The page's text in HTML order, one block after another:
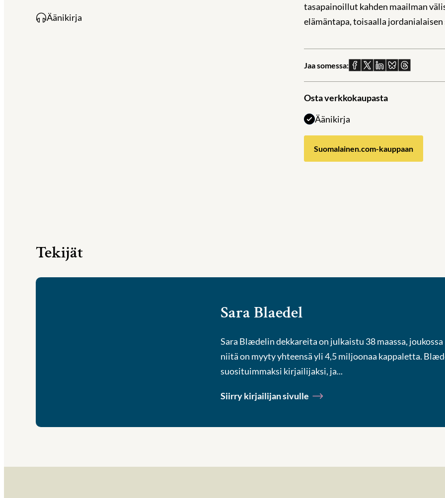
Äänikirja
tasapainoillut kahden maailman
elämäntapa, toisaalla
Jaa somessa:Jaa
Facebookissa
Jaa
X:ssä
Jaa
Linkedinissä
Jaa
Blueskyssä
Jaa
Osta verkkokaupasta
Äänikirja
Suomalainen.com-kauppaan
Tekijät
Sara Blaedel
Sara Blædelin dekkareita on julkaistu 38 maassa,
niitä on myyty yhteensä yli 4,5 miljoonaa kappaletta.
suosituimmaksi kirjailijaksi, ja...
Siirry kirjailijan sivulle